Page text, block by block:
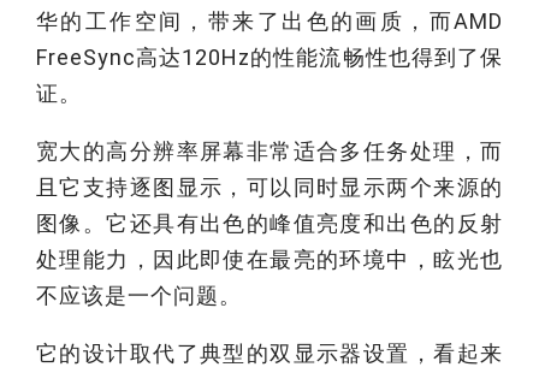
华的工作空间，带来了出色的画质，而AMD
FreeSync高达120Hz的性能流畅性也得到了保
证。
宽大的高分辨率屏幕非常适合多任务处理，而
且它支持逐图显示，可以同时显示两个来源的
图像。它还具有出色的峰值亮度和出色的反射
处理能力，因此即使在最亮的环境中，眩光也
不应该是一个问题。
它的设计取代了典型的双显示器设置，看起来